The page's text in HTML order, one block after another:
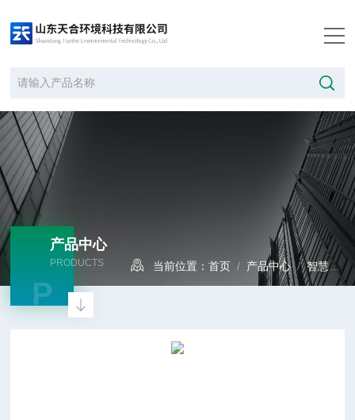
产品中心
PRODUCTS
P
当前位置：首页 / 产品中心/智慧水文